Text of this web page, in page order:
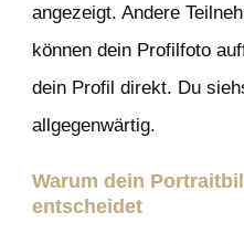
angezeigt. Andere
können dein Profilfoto
dein Profil direkt. Du
allgegenwärtig.
Warum dein
entscheidet